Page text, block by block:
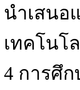
นำเสนอ
เทคโนโ
4 การศึ